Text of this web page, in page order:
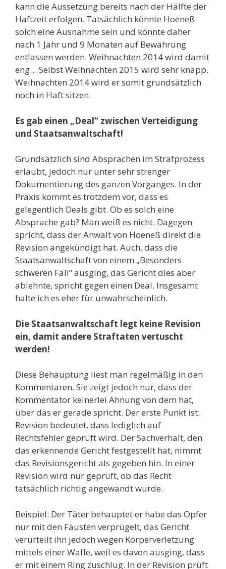
kann die Aussetzung bereits nach der Hälfte der
Haftzeit erfolgen. Tatsächlich könnte Hoeneß
solch eine Ausnahme sein und könnte daher
nach 1 Jahr und 9 Monaten auf Bewährung
entlassen werden. Weihnachten 2014 wird damit
eng… Selbst Weihnachten 2015 wird sehr knapp.
Weihnachten 2014 wird er somit grundsätzlich
noch in Haft sitzen.
Es gab einen „Deal“ zwischen Verteidigung
und Staatsanwaltschaft!
Grundsätzlich sind Absprachen im Strafprozess
erlaubt, jedoch nur unter sehr strenger
Dokumentierung des ganzen Vorganges. In der
Praxis kommt es trotzdem vor, dass es
gelegentlich Deals gibt. Ob es solch eine
Absprache gab? Man weiß es nicht. Dagegen
spricht, dass der Anwalt von Hoeneß direkt die
Revision angekündigt hat. Auch, dass die
Staatsanwaltschaft von einem „Besonders
schweren Fall“ ausging, das Gericht dies aber
ablehnte, spricht gegen einen Deal. Insgesamt
halte ich es eher für unwahrscheinlich.
Die Staatsanwaltschaft legt keine Revision
ein, damit andere Straftaten vertuscht
werden!
Diese Behauptung liest man regelmäßig in den
Kommentaren. Sie zeigt jedoch nur, dass der
Kommentator keinerlei Ahnung von dem hat,
über das er gerade spricht. Der erste Punkt ist:
Revision bedeutet, dass lediglich auf
Rechtsfehler geprüft wird. Der Sachverhalt, den
das erkennende Gericht festgestellt hat, nimmt
das Revisionsgericht als gegeben hin. In einer
Revision wird nur geprüft, ob das Recht
tatsächlich richtig angewandt wurde.
Beispiel: Der Täter behauptet er habe das Opfer
nur mit den Fäusten verprügelt, das Gericht
verurteilt ihn jedoch wegen Körperverletzung
mittels einer Waffe, weil es davon ausging, dass
er mit einem Ring zuschlug. In der Revision prüft